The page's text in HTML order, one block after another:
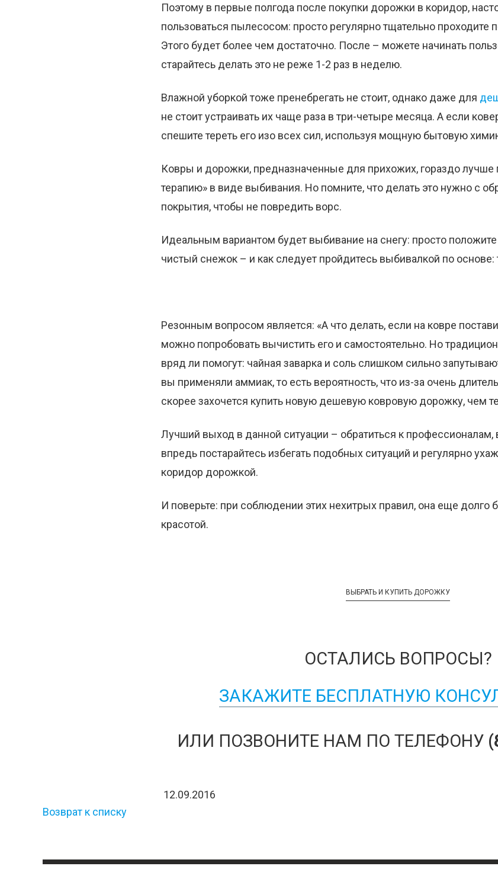
Поэтому в первые полгода после покупки дорожки в коридор,
пользоваться пылесосом: просто регулярно тщательно проходите
Этого будет более чем достаточно. После – можете начинать
старайтесь делать это не реже 1-2 раз в неделю.
Влажной уборкой тоже пренебрегать не стоит, однако даже для
не стоит устраивать их чаще раза в три-четыре месяца. А если
спешите тереть его изо всех сил, используя мощную бытовую
Ковры и дорожки, предназначенные для прихожих, гораздо лучше
терапию» в виде выбивания. Но помните, что делать это нужно с
покрытия, чтобы не повредить ворс.
Идеальным вариантом будет выбивание на снегу: просто
чистый снежок – и как следует пройдитесь выбивалкой по основе:
Резонным вопросом является: «А что делать, если на ковре
можно попробовать вычистить его и самостоятельно. Но
вряд ли помогут: чайная заварка и соль слишком сильно
вы применяли аммиак, то есть вероятность, что из-за очень
скорее захочется купить новую дешевую ковровую дорожку, чем
Лучший выход в данной ситуации – обратиться к
впредь постарайтесь избегать подобных ситуаций и регулярно
коридор дорожкой.
И поверьте: при соблюдении этих нехитрых правил, она еще долго
красотой.
ВЫБРАТЬ И КУПИТЬ ДОРОЖКУ
ОСТАЛИСЬ ВОПРОСЫ?
ЗАКАЖИТЕ БЕСПЛАТНУЮ
ИЛИ ПОЗВОНИТЕ НАМ ПО ТЕЛЕФОНУ
12.09.2016
Возврат к списку